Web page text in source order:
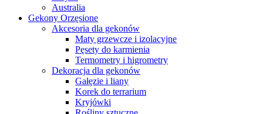
Australia
Gekony Orzęsione
Akcesoria dla gekonów
Maty grzewcze i izolacyjne
Pęsety do karmienia
Termometry i higrometry
Dekoracja dla gekonów
Gałęzie i liany
Korek do terrarium
Kryjówki